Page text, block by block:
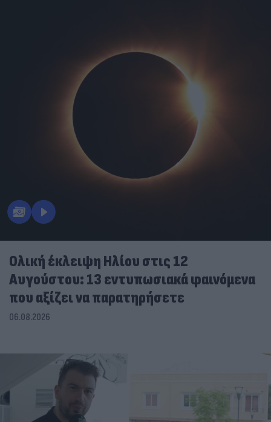
Ολική έκλειψη Ηλίου στις 12
Αυγούστου: 13 εντυπωσιακά φαινόμενα
που αξίζει να παρατηρήσετε
06.08.2026